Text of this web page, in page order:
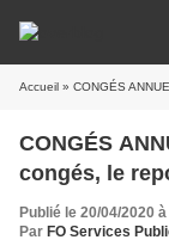
Accueil » CONGÉS
CONGÉS
congés, le
Publié le 20/04/2020
Par FO Services